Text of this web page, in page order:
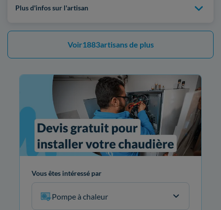
Plus d'infos sur l'artisan
Voir1883artisans de plus
Vous êtes intéressé par
Pompe à chaleur